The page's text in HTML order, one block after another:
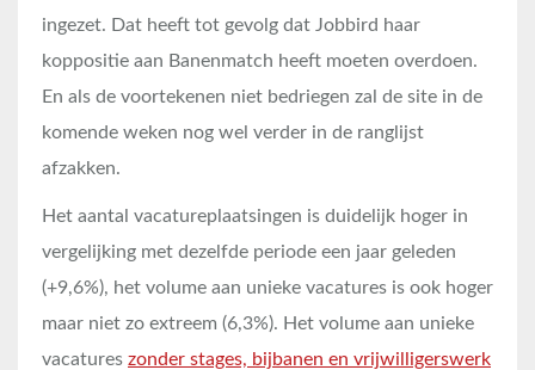
ingezet. Dat heeft tot gevolg dat Jobbird haar
koppositie aan Banenmatch heeft moeten overdoen.
En als de voortekenen niet bedriegen zal de site in de
komende weken nog wel verder in de ranglijst
afzakken.
Het aantal vacatureplaatsingen is duidelijk hoger in
vergelijking met dezelfde periode een jaar geleden
(+9,6%), het volume aan unieke vacatures is ook hoger
maar niet zo extreem (6,3%). Het volume aan unieke
vacatures zonder stages, bijbanen en vrijwilligerswerk